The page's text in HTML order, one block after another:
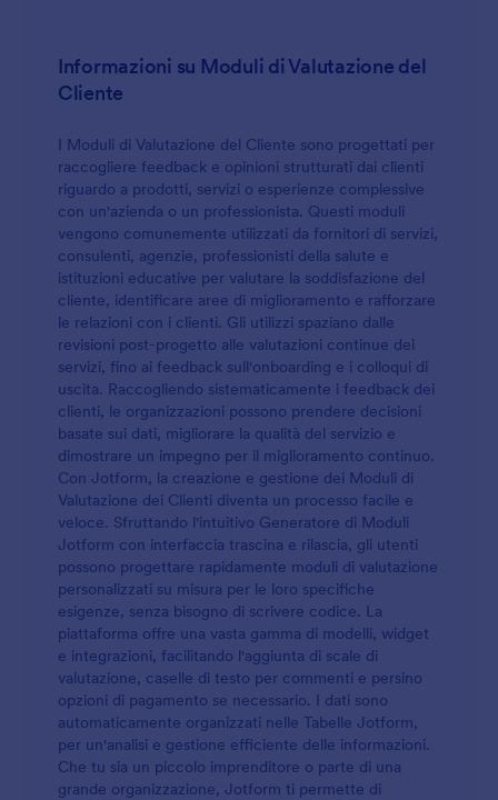
Informazioni su Moduli di Valutazione del
Cliente
I Moduli di Valutazione del Cliente sono progettati per
raccogliere feedback e opinioni strutturati dai clienti
riguardo a prodotti, servizi o esperienze complessive
con un'azienda o un professionista. Questi moduli
vengono comunemente utilizzati da fornitori di servizi,
consulenti, agenzie, professionisti della salute e
istituzioni educative per valutare la soddisfazione del
cliente, identificare aree di miglioramento e rafforzare
le relazioni con i clienti. Gli utilizzi spaziano dalle
revisioni post-progetto alle valutazioni continue dei
servizi, fino ai feedback sull'onboarding e i colloqui di
uscita. Raccogliendo sistematicamente i feedback dei
clienti, le organizzazioni possono prendere decisioni
basate sui dati, migliorare la qualità del servizio e
dimostrare un impegno per il miglioramento continuo.
Con Jotform, la creazione e gestione dei Moduli di
Valutazione dei Clienti diventa un processo facile e
veloce. Sfruttando l'intuitivo Generatore di Moduli
Jotform con interfaccia trascina e rilascia, gli utenti
possono progettare rapidamente moduli di valutazione
personalizzati su misura per le loro specifiche
esigenze, senza bisogno di scrivere codice. La
piattaforma offre una vasta gamma di modelli, widget
e integrazioni, facilitando l'aggiunta di scale di
valutazione, caselle di testo per commenti e persino
opzioni di pagamento se necessario. I dati sono
automaticamente organizzati nelle Tabelle Jotform,
per un'analisi e gestione efficiente delle informazioni.
Che tu sia un piccolo imprenditore o parte di una
grande organizzazione, Jotform ti permette di